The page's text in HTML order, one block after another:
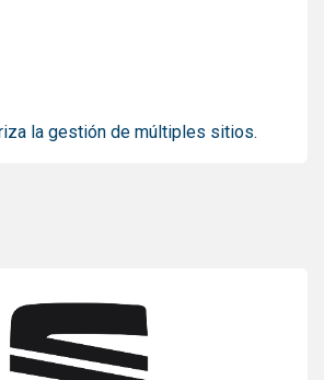
la gestión de múltiples sitios.